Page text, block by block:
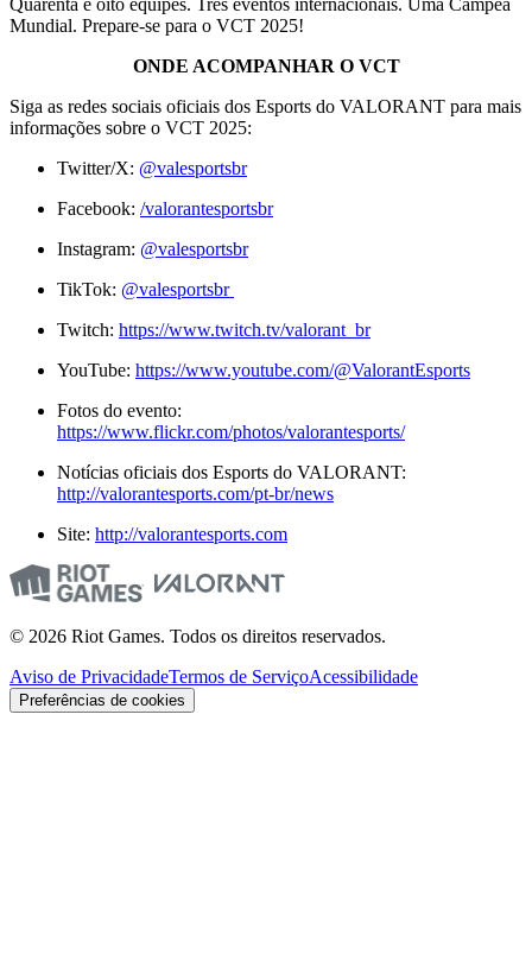
Mundial. Prepare-se para o VCT 2025!
ONDE ACOMPANHAR O VCT
Siga as redes sociais oficiais dos Esports do VALORANT para mais
informações sobre o VCT 2025:
Twitter/X: @valesportsbr
Facebook: /valorantesportsbr
Instagram: @valesportsbr
TikTok: @valesportsbr
Twitch: https://www.twitch.tv/valorant_br
YouTube: https://www.youtube.com/@ValorantEsports
Fotos do evento:
https://www.flickr.com/photos/valorantesports/
Notícias oficiais dos Esports do VALORANT:
http://valorantesports.com/pt-br/news
Site: http://valorantesports.com
© 2026 Riot Games. Todos os direitos reservados.
Aviso de PrivacidadeTermos de ServiçoAcessibilidade
Preferências de cookies